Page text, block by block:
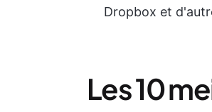
Dropbox et
Les 10